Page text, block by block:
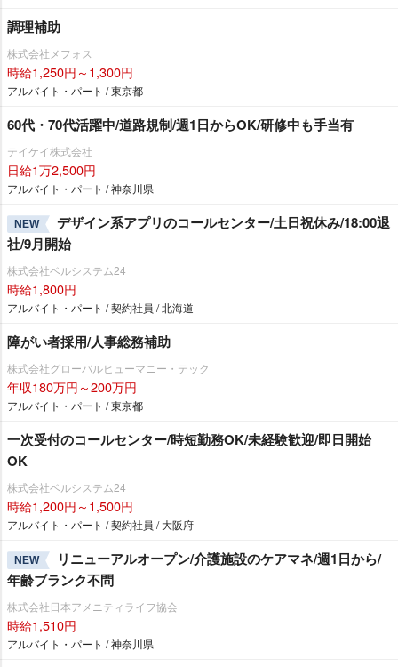
調理補助
株式会社メフォス
時給1,250円～1,300円
アルバイト・パート / 東京都
60代・70代活躍中/道路規制/週1日からOK/研修中も手当有
テイケイ株式会社
日給1万2,500円
アルバイト・パート / 神奈川県
NEW
デザイン系アプリのコールセンター/土日祝休み/18:00退
社/9月開始
株式会社ベルシステム24
時給1,800円
アルバイト・パート / 契約社員 / 北海道
障がい者採用/人事総務補助
株式会社グローバルヒューマニー・テック
年収180万円～200万円
アルバイト・パート / 東京都
一次受付のコールセンター/時短勤務OK/未経験歓迎/即日開始
OK
株式会社ベルシステム24
時給1,200円～1,500円
アルバイト・パート / 契約社員 / 大阪府
NEW
リニューアルオープン/介護施設のケアマネ/週1日から/
年齢ブランク不問
株式会社日本アメニティライフ協会
時給1,510円
アルバイト・パート / 神奈川県